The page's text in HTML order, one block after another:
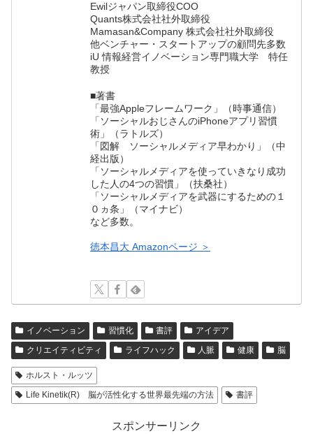
Ewilジャパン取締役COO
Quants株式会社社外取締役
Mamasan&Company 株式会社社外取締役
他ベンチャー・スタートアップの顧問先多数
iU 情報経営イノベーション専門職大学 特任
教授
■著書
「最強Appleフレームワーク」（時事通信）
「ソーシャルおじさんのiPhoneアプリ習慣
術」（ラトルズ）
「図解 ソーシャルメディア早わかり」（中
経出版）
「ソーシャルメディアを使っていきなり成功
した人の4つの習慣」（扶桑社）
「ソーシャルメディアを武器にするための１
０ヵ条」（マイナビ）
など多数。
徳本昌大 Amazonページ ＞
イノベーション 習慣化 書評
アイデア
クリエイティビティ
ライフハック 人脈 健康 脳
ホルスト・ルッツ
Life Kinetik(R) 脳が活性化する世界最先端の方法
書評
スポンサーリンク